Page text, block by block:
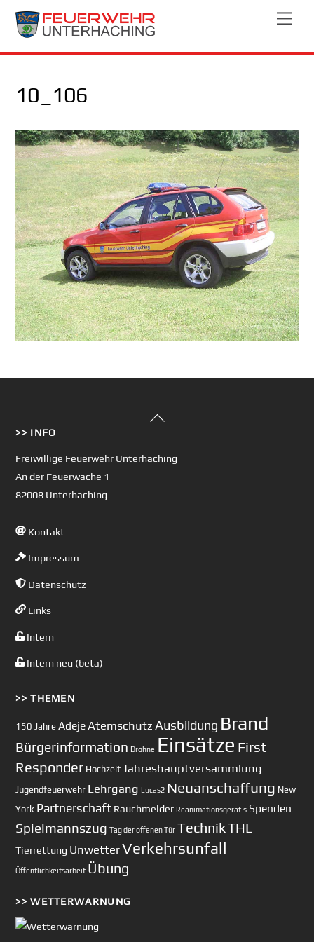
Skip
10_106
Back
>> INFO
Freiwillige Feuerwehr Unterhaching
An der Feuerwache 1
82008 Unterhaching
Kontakt
Impressum
Datenschutz
Links
Intern
Intern neu (beta)
>> THEMEN
150 Jahre AdejeAtemschutz Ausbildung Brand
Bürgerinformation Drohne Einsätze First
Responder Hochzeit Jahreshauptversammlung
Jugendfeuerwehr Lehrgang Lucas2 Neuanschaffung New
York Partnerschaft Rauchmelder Reanimationsgerät s Spenden
Spielmannszug Tag der offenen Tür TechnikTHL
Tierrettung UnwetterVerkehrsunfall
Öffentlichkeitsarbeit Übung
>> WETTERWARNUNG